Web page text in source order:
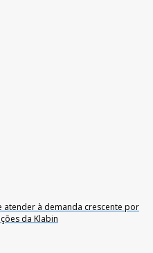
atender à demanda crescente por
da Klabin